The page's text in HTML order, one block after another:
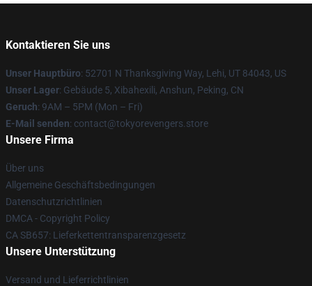
Kontaktieren Sie uns
Unser Hauptbüro: 52701 N Thanksgiving Way, Lehi, UT 84043, US
Unser Lager: Gebäude 5, Xibahexili, Anshun, Peking, CN
Geruch: 9AM – 5PM (Mon – Fri)
E-Mail senden: contact@tokyorevengers.store
Unsere Firma
Über uns
Allgemeine Geschäftsbedingungen
Datenschutzrichtlinien
DMCA - Copyright Policy
CA SB657: Lieferkettentransparenzgesetz
Unsere Unterstützung
Versand und Lieferrichtlinien